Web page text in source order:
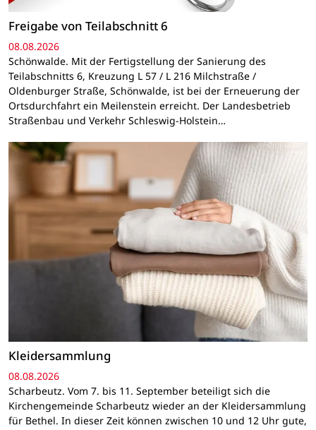
Freigabe von Teilabschnitt 6
08.08.2026
Schönwalde. Mit der Fertigstellung der Sanierung des
Teilabschnitts 6, Kreuzung L 57 / L 216 Milchstraße /
Oldenburger Straße, Schönwalde, ist bei der Erneuerung der
Ortsdurchfahrt ein Meilenstein erreicht. Der Landesbetrieb
Straßenbau und Verkehr Schleswig-Holstein…
Kleidersammlung
08.08.2026
Scharbeutz. Vom 7. bis 11. September beteiligt sich die
Kirchengemeinde Scharbeutz wieder an der Kleidersammlung
für Bethel. In dieser Zeit können zwischen 10 und 12 Uhr gute,